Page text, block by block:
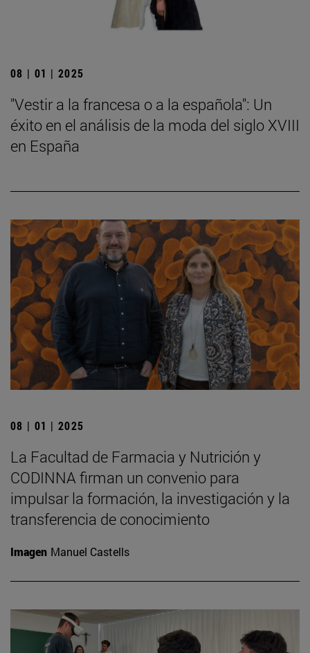
08 | 01 | 2025
"Vestir a la francesa o a la española": Un
éxito en el análisis de la moda del siglo XVIII
en España
08 | 01 | 2025
La Facultad de Farmacia y Nutrición y
CODINNA firman un convenio para
impulsar la formación, la investigación y la
transferencia de conocimiento
Imagen Manuel Castells